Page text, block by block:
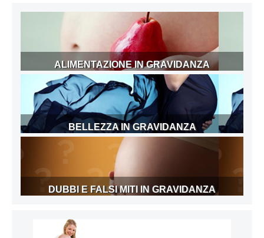
ALIMENTAZIONE IN GRAVIDANZA
BELLEZZA IN GRAVIDANZA
DUBBI E FALSI MITI IN GRAVIDANZA